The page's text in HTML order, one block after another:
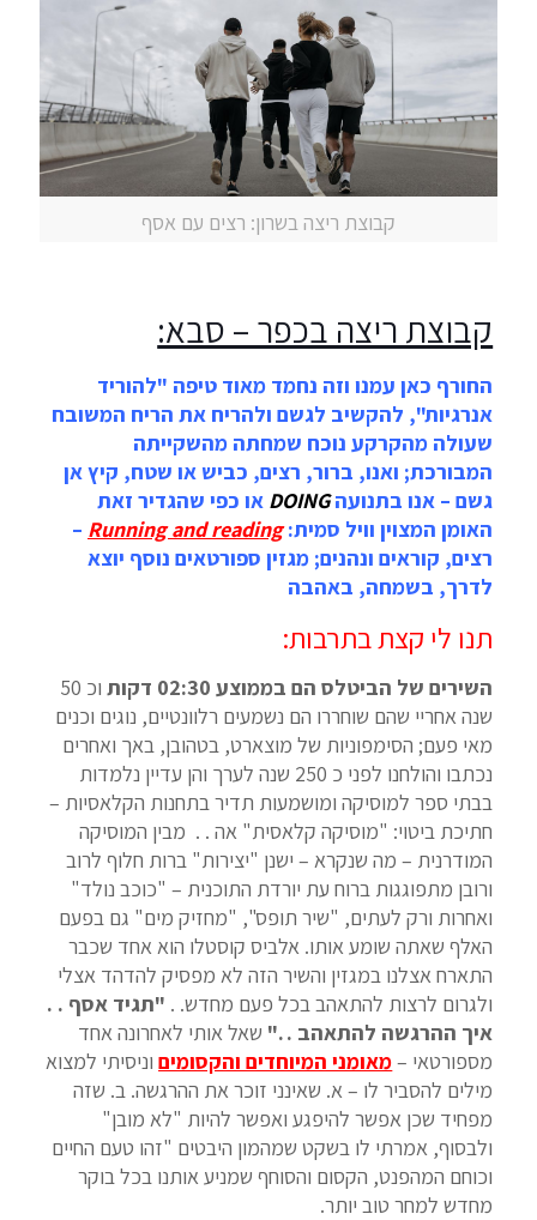
קבוצת ריצה בשרון: רצים עם אסף
קבוצת ריצה בכפר – סבא:
החורף כאן עמנו וזה נחמד מאוד טיפה "להוריד
אנרגיות", להקשיב לגשם ולהריח את הריח המשובח
שעולה מהקרקע נוכח שמחתה מהשקייתה
המבורכת; ואנו, ברור, רצים, כביש או שטח, קיץ אן
גשם – אנו בתנועהDOING או כפי שהגדיר זאת
האומן המצוין וויל סמית:Running and reading
–
רצים, קוראים ונהנים; מגזין ספורטאים נוסף יוצא
לדרך, בשמחה, באהבה
תנו לי קצת בתרבות:
השירים של הביטלס הם בממוצע 02:30 דקות
וכ 50
שנה אחריי שהם שוחררו הם נשמעים רלוונטיים, נוגים וכנים
מאי פעם; הסימפוניות של מוצארט, בטהובן, באך ואחרים
נכתבו והולחנו לפני כ 250 שנה לערך והן עדיין נלמדות
בבתי ספר למוסיקה ומושמעות תדיר בתחנות הקלאסיות –
חתיכת ביטוי: "מוסיקה קלאסית" אה . . מבין המוסיקה
המודרנית – מה שנקרא – ישנן "יצירות" ברות חלוף לרוב
ורובן מתפוגגות ברוח עת יורדת התוכנית – "כוכב נולד"
ואחרות ורק לעתים, "שיר תופס", "מחזיק מים" גם בפעם
האלף שאתה שומע אותו. אלביס קוסטלו הוא אחד שכבר
התארח אצלנו במגזין והשיר הזה לא מפסיק להדהד אצלי
ולגרום לרצות להתאהב בכל פעם מחדש. . "תגיד אסף . .
איך ההרגשה להתאהב . ." שאל אותי לאחרונה אחד
מספורטאי –מאומני המיוחדים והקסומיםוניסיתי למצוא
מילים להסביר לו – א. שאינני זוכר את ההרגשה. ב. שזה
מפחיד שכן אפשר להיפגע ואפשר להיות "לא מובן"
ולבסוף, אמרתי לו בשקט שמהמון היבטים "זהו טעם החיים
וכוחם המהפנט, הקסום והסוחף שמניע אותנו בכל בוקר
מחדש למחר טוב יותר.